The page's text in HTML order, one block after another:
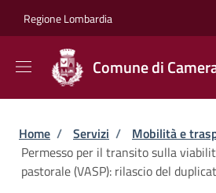
Regione Lombardia
Comune di
Briciole di pane
Home / Servizi / Mobilità e
Permesso per il transito sulla
pastorale (VASP): rilascio del